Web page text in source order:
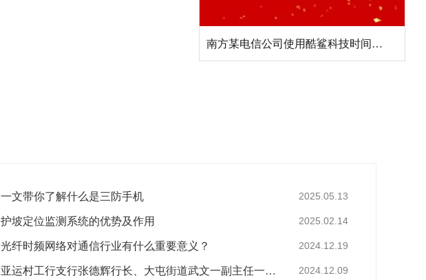
杭州某科技公司采购酷鲨Auto66自动驾驶时间同步盒
一文带你了解什么是三防手机 2025.05.13
护坡定位监测系统的优势及作用 2025.02.14
光纤时频网络对通信行业有什么重要意义？ 2024.12.19
亚运村工行支行张德辉行长、大屯街道武文一副主任一行莅临酷鲨科技调研 2024.12.09